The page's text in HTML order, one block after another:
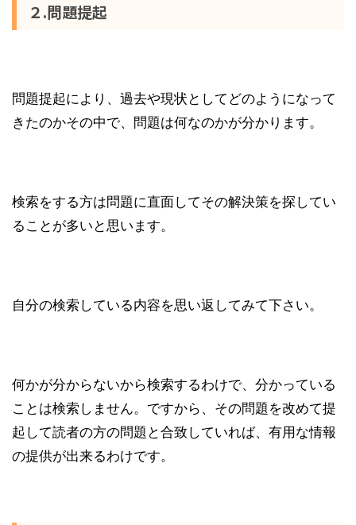
２.問題提起
問題提起により、過去や現状としてどのようになって
きたのかその中で、問題は何なのかが分かります。
検索をする方は問題に直面してその解決策を探してい
ることが多いと思います。
自分の検索している内容を思い返してみて下さい。
何かが分からないから検索するわけで、分かっている
ことは検索しません。ですから、その問題を改めて提
起して読者の方の問題と合致していれば、有用な情報
の提供が出来るわけです。